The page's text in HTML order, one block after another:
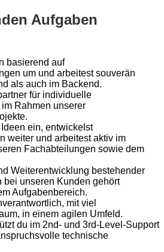
Aufgaben
basierend auf
um und arbeitest souverän
als auch im Backend.
für individuelle
Rahmen unserer
ein, entwickelst
weiter und arbeitest aktiv im
Fachabteilungen sowie dem
Weiterentwicklung bestehender
bei unseren Kunden gehört
Aufgabenbereich.
mit viel
in einem agilen Umfeld.
du im 2nd- und 3rd-Level-Support
technische